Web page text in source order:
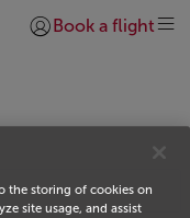
accueil
Se connecter |
Book a flight
the storing of cookies on
site usage, and assist